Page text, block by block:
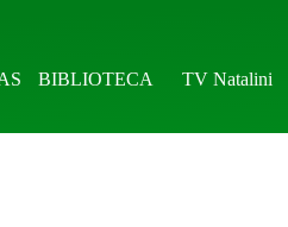
BIBLIOTECA TV Natalini